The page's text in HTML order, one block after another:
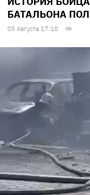
БАТАЛЬОНА
05 Августа 17:10